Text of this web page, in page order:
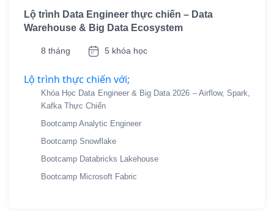
Lộ trình Data Engineer thực chiến – Data
Warehouse & Big Data Ecosystem
8 tháng 5 khóa học
Lộ trình thực chiến với;
Khóa Học Data Engineer & Big Data 2026 – Airflow, Spark,
Kafka Thực Chiến
Bootcamp Analytic Engineer
Bootcamp Snowflake
Bootcamp Databricks Lakehouse
Bootcamp Microsoft Fabric